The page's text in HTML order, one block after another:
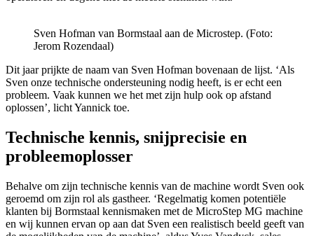
Sven Hofman van Bormstaal aan de Microstep. (Foto:
Jerom Rozendaal)
Dit jaar prijkte de naam van Sven Hofman bovenaan de lijst. ‘Als
Sven onze technische ondersteuning nodig heeft, is er echt een
probleem. Vaak kunnen we het met zijn hulp ook op afstand
oplossen’, licht Yannick toe.
Technische kennis, snijprecisie en
probleemoplosser
Behalve om zijn technische kennis van de machine wordt Sven ook
geroemd om zijn rol als gastheer. ‘Regelmatig komen potentiële
klanten bij Bormstaal kennismaken met de MicroStep MG machine
en wij kunnen ervan op aan dat Sven een realistisch beeld geeft van